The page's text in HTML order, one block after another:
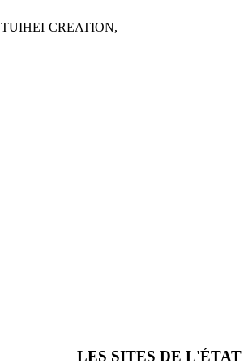
TUIHEI CREATION,
LES SITES DE L'ÉTAT